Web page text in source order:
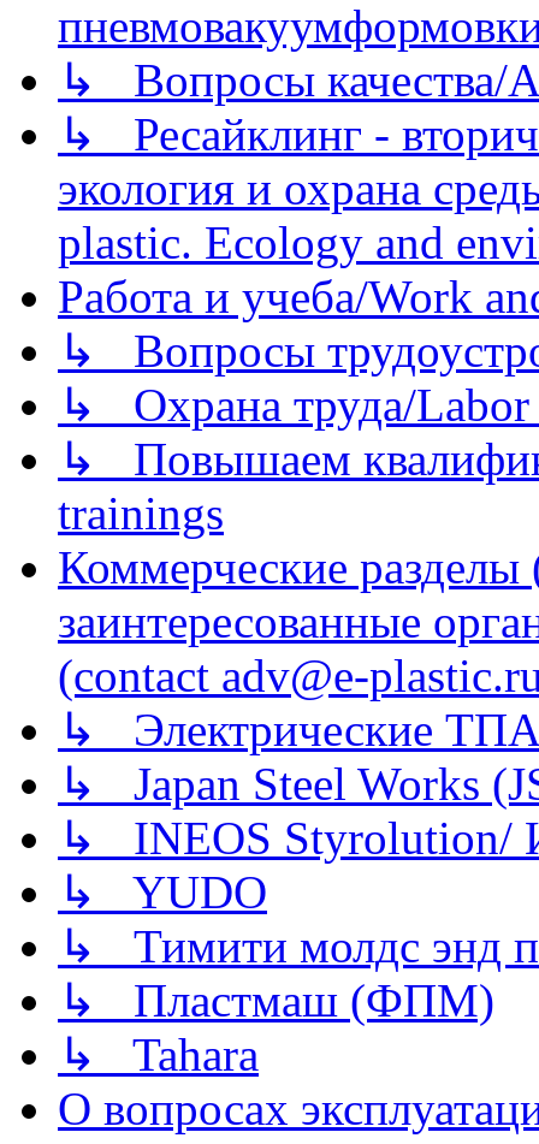
↳ Вопросы качества/
↳ Ресайклинг -
экология и охрана
plastic. Ecology and
Работа и учеба/Work
↳ Вопросы
↳ Охрана труда/Labor
↳ Повышаем
trainings
Коммерческие
заинтересованные
(contact adv@e-
↳ Электрические
↳ Japan Steel Works
↳ INEOS
↳ YUDO
↳ Тимити молдс энд
↳ Пластмаш (ФПМ)
↳ Tahara
О вопросах